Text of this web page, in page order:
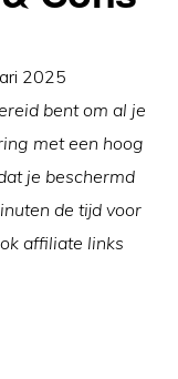
2025
bent om al je
met een hoog
je beschermd
de tijd voor
affiliate links